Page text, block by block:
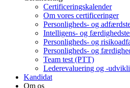
Certificeringskalender
Om vores certificeringer
Personligheds- og
Intelligens- og
Personligheds- og
Personligheds- og
Team test (PTT)
Lederevaluering og -
Kandidat
Om os